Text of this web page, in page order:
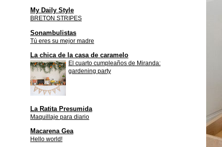
My Daily Style
BRETON STRIPES
Sonambulistas
Tú eres su mejor madre
La chica de la casa de caramelo
El cuarto cumpleaños de Miranda:
gardening party
La Ratita Presumida
Maquillaje para diario
Macarena Gea
Hello world!